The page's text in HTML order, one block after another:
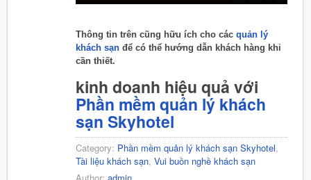
Thông tin trên cũng hữu ích cho các quản lý
khách sạn để có thể hướng dẫn khách hàng khi
cần thiết.
kinh doanh hiệu quả với
Phần mềm quản lý khách
sạn Skyhotel
Category: Phần mềm quản lý khách sạn Skyhotel,
Tài liệu khách sạn, Vui buồn nghề khách sạn